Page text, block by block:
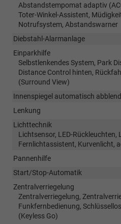
Abstandstempomat adaptiv
Toter-Winkel-Assistent,
Notrufsystem, Abstandswarner
Diebstahl-Alarmanlage
Einparkhilfe
Selbstlenkendes System, Park
Distance Control hinten,
(Surround View)
Innenspiegel automatisch
Lenkung
Lichttechnik
Lichtsensor, LED-Rückleuchten,
Fernlichtassistent, Kurvenlicht,
Pannenhilfe
Start/Stop-Automatik
Zentralverriegelung
Zentralverriegelung,
Funkfernbedienung,
(Keyless Go)